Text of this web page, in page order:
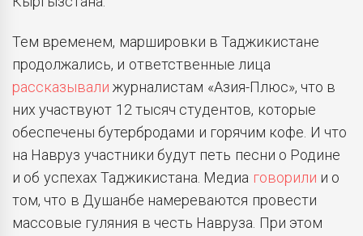
Тем временем, маршировки в Таджикистане
продолжались, и ответственные лица
рассказывали журналистам «Азия-Плюс», что в
них участвуют 12 тысяч студентов, которые
обеспечены бутербродами и горячим кофе. И что
на Навруз участники будут петь песни о Родине
и об успехах Таджикистана. Медиа говорили и о
том, что в Душанбе намереваются провести
массовые гуляния в честь Навруза. При этом